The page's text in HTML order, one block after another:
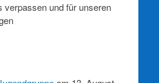
verpassen und für unseren